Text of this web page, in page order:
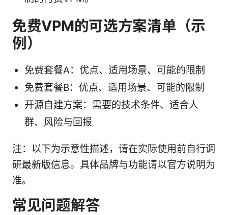
免费VPM的可选方案清单（示
例）
免费套餐A：优点、适用场景、可能的限制
免费套餐B：优点、适用场景、可能的限制
开源自建方案：需要的技术条件、适合人
群、风险与回报
注：以下为示意性描述，请在实际使用前自行调
研最新版信息。具体品牌与功能请以官方说明为
准。
常见问题解答